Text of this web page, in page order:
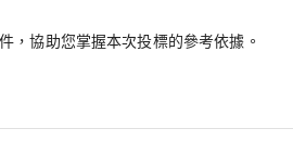
，協助您掌握本次投標的參考依據。